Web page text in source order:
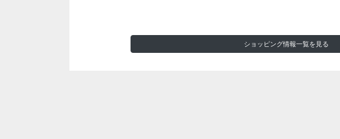
ショッピング情報一覧を見る